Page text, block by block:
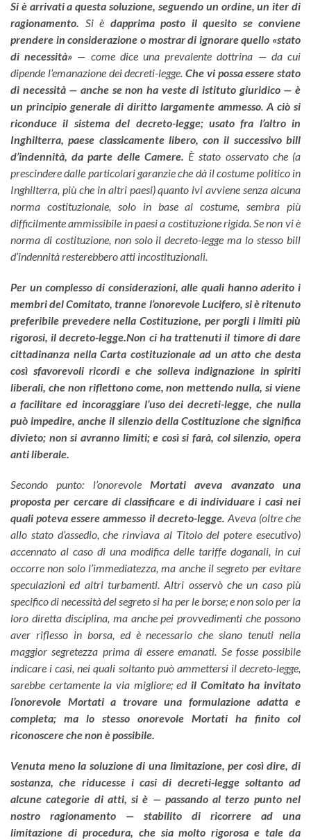
Si è arrivati a questa soluzione, seguendo un ordine, un iter di
ragionamento. Si è dapprima posto il quesito se conviene
prendere in considerazione o mostrar di ignorare quello «stato
di necessità» — come dice una prevalente dottrina — da cui
dipende l’emanazione dei decreti-legge. Che vi possa essere stato
di necessità — anche se non ha veste di istituto giuridico — è
un principio generale di diritto largamente ammesso. A ciò si
riconduce il sistema del decreto-legge; usato fra l’altro in
Inghilterra, paese classicamente libero, con il successivo bill
d’indennità, da parte delle Camere. È stato osservato che (a
prescindere dalle particolari garanzie che dà il costume politico in
Inghilterra, più che in altri paesi) quanto ivi avviene senza alcuna
norma costituzionale, solo in base al costume, sembra più
difficilmente ammissibile in paesi a costituzione rigida. Se non vi è
norma di costituzione, non solo il decreto-legge ma lo stesso bill
d’indennità resterebbero atti incostituzionali.
Per un complesso di considerazioni, alle quali hanno aderito i
membri del Comitato, tranne l’onorevole Lucifero, si è ritenuto
preferibile prevedere nella Costituzione, per porgli i limiti più
rigorosi, il decreto-legge.Non ci ha trattenuti il timore di dare
cittadinanza nella Carta costituzionale ad un atto che desta
così sfavorevoli ricordi e che solleva indignazione in spiriti
liberali, che non riflettono come, non mettendo nulla, si viene
a facilitare ed incoraggiare l’uso dei decreti-legge, che nulla
può impedire, anche il silenzio della Costituzione che significa
divieto; non si avranno limiti; e così si farà, col silenzio, opera
anti liberale.
Secondo punto: l’onorevole Mortati aveva avanzato una
proposta per cercare di classificare e di individuare i casi nei
quali poteva essere ammesso il decreto-legge. Aveva (oltre che
allo stato d’assedio, che rinviava al Titolo del potere esecutivo)
accennato al caso di una modifica delle tariffe doganali, in cui
occorre non solo l’immediatezza, ma anche il segreto per evitare
speculazioni ed altri turbamenti. Altri osservò che un caso più
specifico di necessità del segreto si ha per le borse; e non solo per la
loro diretta disciplina, ma anche pei provvedimenti che possono
aver riflesso in borsa, ed è necessario che siano tenuti nella
maggior segretezza prima di essere emanati. Se fosse possibile
indicare i casi, nei quali soltanto può ammettersi il decreto-legge,
sarebbe certamente la via migliore; ed il Comitato ha invitato
l’onorevole Mortati a trovare una formulazione adatta e
completa; ma lo stesso onorevole Mortati ha finito col
riconoscere che non è possibile.
Venuta meno la soluzione di una limitazione, per così dire, di
sostanza, che riducesse i casi di decreti-legge soltanto ad
alcune categorie di atti, si è — passando al terzo punto nel
nostro ragionamento — stabilito di ricorrere ad una
limitazione di procedura, che sia molto rigorosa e tale da